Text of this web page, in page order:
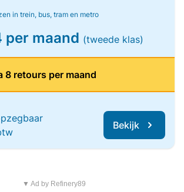
in trein, bus, tram en metro
maand (tweede klas)
8 retours per maand
Bekijk
▼ Ad by Refinery89